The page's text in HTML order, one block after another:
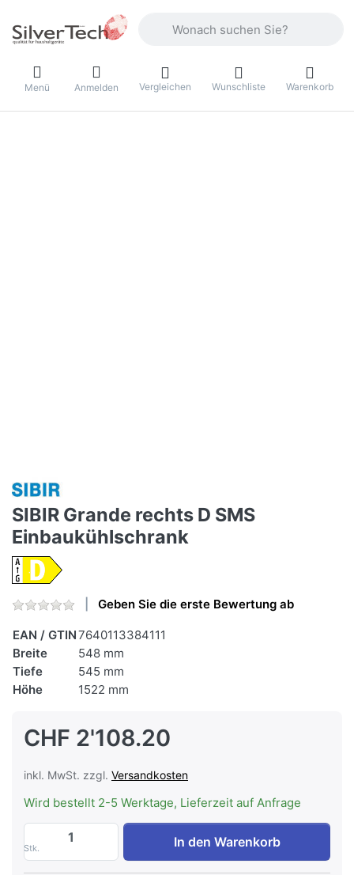
Menü Anmelden Vergleichen Wunschliste Warenkorb
SIBIR Grande rechts D SMS
Einbaukühlschrank
Geben Sie die erste Bewertung ab
EAN / GTIN7640113384111
Breite
548 mm
Tiefe
545 mm
Höhe
1522 mm
CHF 2'108.20
inkl. MwSt. zzgl. Versandkosten
Wird bestellt 2-5 Werktage, Lieferzeit auf Anfrage
Stk.
SIBIR Grande rechts D SMS
In den Warenkorb